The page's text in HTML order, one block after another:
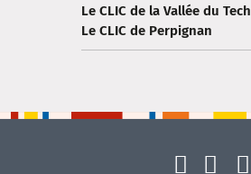
Le CLIC de la Vallée du Tech
Le CLIC de Perpignan